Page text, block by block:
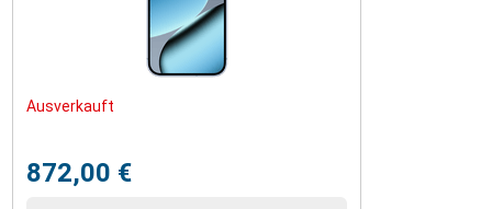
Ausverkauft
872,00 €